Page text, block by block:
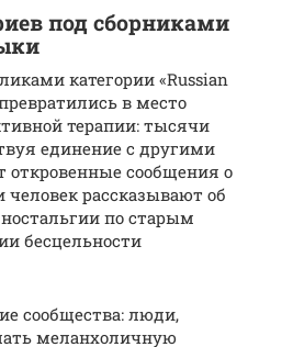
под сборниками
категории «Russian
в место
терапии: тысячи
единение с другими
сообщения о
рассказывают об
по старым
бесцельности
сообщества: люди,
меланхоличную